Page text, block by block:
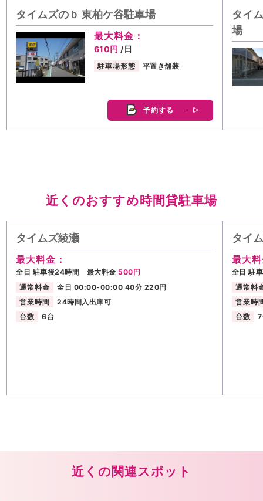
タイムズのｂ 東柏ケ谷駐車場
最大料金：
610円 /日
駐車場形態 平置き舗装
予約する
タイ
場
近くのおすすめ時間貸駐車場
タイムズ綾瀬
最大料金：
全日 駐車後24時間 最大料金 500円
通常料金
全日 00:00-00:00 40分 220円
営業時間
24時間入出庫可
台数
6台
タイ
最大
全日 駐
通常料
営業時
台数
近くの関連スポット